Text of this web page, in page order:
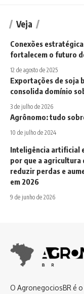
Veja
Conexões
fortalecem o futuro
12 de agosto de 2025
Exportações de soja
consolida domínio
3 de julho de 2026
Agrônomo: tudo
10 de julho de 2024
Inteligência artificial
por que a agricultura
reduzir perdas e
em 2026
9 de junho de 2026
O AgronegociosBR é